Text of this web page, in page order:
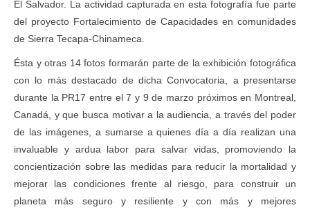
El Salvador. La actividad capturada en esta fotografía fue parte
del proyecto Fortalecimiento de Capacidades en comunidades
de Sierra Tecapa-Chinameca.
Ésta y otras 14 fotos formarán parte de la exhibición fotográfica
con lo más destacado de dicha Convocatoria, a presentarse
durante la PR17 entre el 7 y 9 de marzo próximos en Montreal,
Canadá, y que busca motivar a la audiencia, a través del poder
de las imágenes, a sumarse a quienes día a día realizan una
invaluable y ardua labor para salvar vidas, promoviendo la
concientización sobre las medidas para reducir la mortalidad y
mejorar las condiciones frente al riesgo, para construir un
planeta más seguro y resiliente y con más y mejores